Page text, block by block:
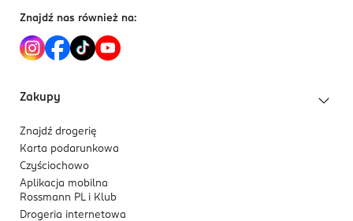
Znajdź nas również na:
Zakupy
Znajdź drogerię
Karta podarunkowa
Czyściochowo
Aplikacja mobilna
Rossmann PL i Klub
Drogeria internetowa